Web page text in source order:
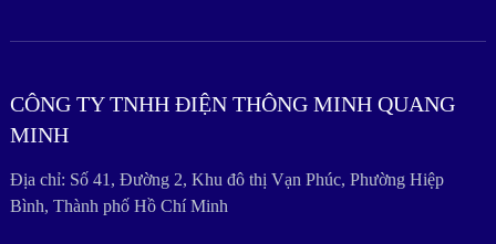
CÔNG TY TNHH ĐIỆN THÔNG MINH QUANG
MINH
Địa chỉ: Số 41, Đường 2, Khu đô thị Vạn Phúc, Phường Hiệp
Bình, Thành phố Hồ Chí Minh